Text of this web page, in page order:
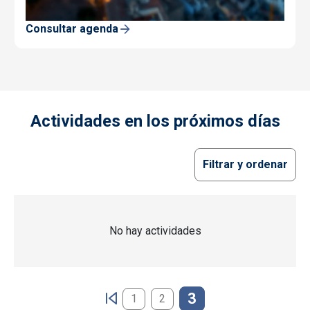
Consultar agenda
Actividades en los próximos días
Filtrar y ordenar
No hay actividades
1 2 3